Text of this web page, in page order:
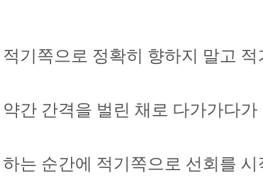
적기쪽으로 정확히 향하지 말고
약간 간격을 벌린 채로 다가가다
하는 순간에 적기쪽으로 선회를